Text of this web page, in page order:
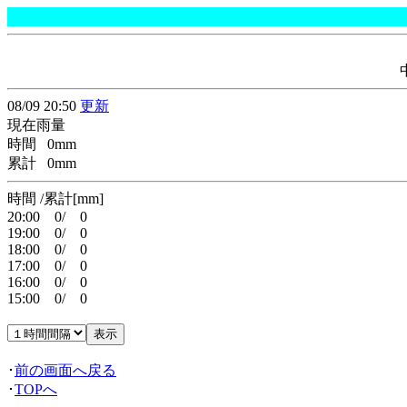
08/09 20:50 更新
現在雨量
時間 0mm
累計 0mm
時間 /累計[mm]
20:00 0/ 0
19:00 0/ 0
18:00 0/ 0
17:00 0/ 0
16:00 0/ 0
15:00 0/ 0
･前の画面へ戻る
･TOPへ